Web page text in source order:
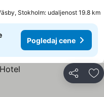
Stokholm: udaljenost 19.8 km
Pogledaj cene
Deli